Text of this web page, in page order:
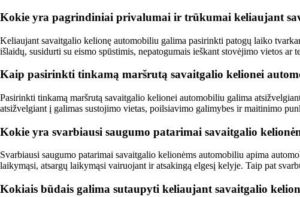
Kokie yra pagrindiniai privalumai ir trūkumai keliaujant
Keliaujant savaitgalio kelionę automobiliu galima pasirinkti patogų laiko
išlaidų, susidurti su eismo spūstimis, nepatogumais ieškant stovėjimo vietos ar
Kaip pasirinkti tinkamą maršrutą savaitgalio kelionei
Pasirinkti tinkamą maršrutą savaitgalio kelionei automobiliu galima
atsižvelgiant į galimas sustojimo vietas, poilsiavimo galimybes ir maitinimo
Kokie yra svarbiausi saugumo patarimai savaitgalio
Svarbiausi saugumo patarimai savaitgalio kelionėms automobiliu apima
laikymąsi, atsargų laikymąsi vairuojant ir atsakingą elgesį kelyje. Taip pat
Kokiais būdais galima sutaupyti keliaujant savaitgalio